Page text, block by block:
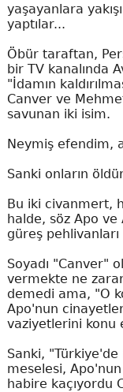
yaşayanlara
yaptılar...
Öbür taraftan,
bir TV kanalında
"İdamın
Canver ve
savunan iki isim.
Neymiş efendim,
Sanki onların
Bu iki civanmert,
halde, söz Apo
güreş pehlivanları
Soyadı "Canver"
vermekte ne
demedi ama, "O
Apo'nun
vaziyetlerini konu
Sanki, "Türkiye'de
meselesi,
habire kaçıyordu